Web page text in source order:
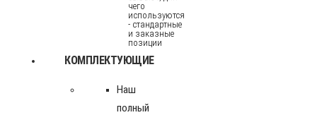
чего
используются
- стандартные
и заказные
позиции
КОМПЛЕКТУЮЩИЕ
Наш
полный